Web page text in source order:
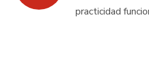
practicidad